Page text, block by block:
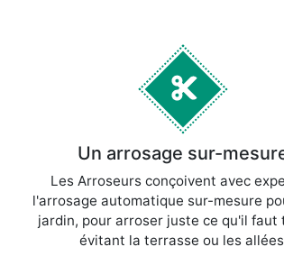
Un arrosage sur-
Les Arroseurs conçoivent avec
l'arrosage automatique sur-mesure
jardin, pour arroser juste ce qu'il faut
évitant la terrasse ou les